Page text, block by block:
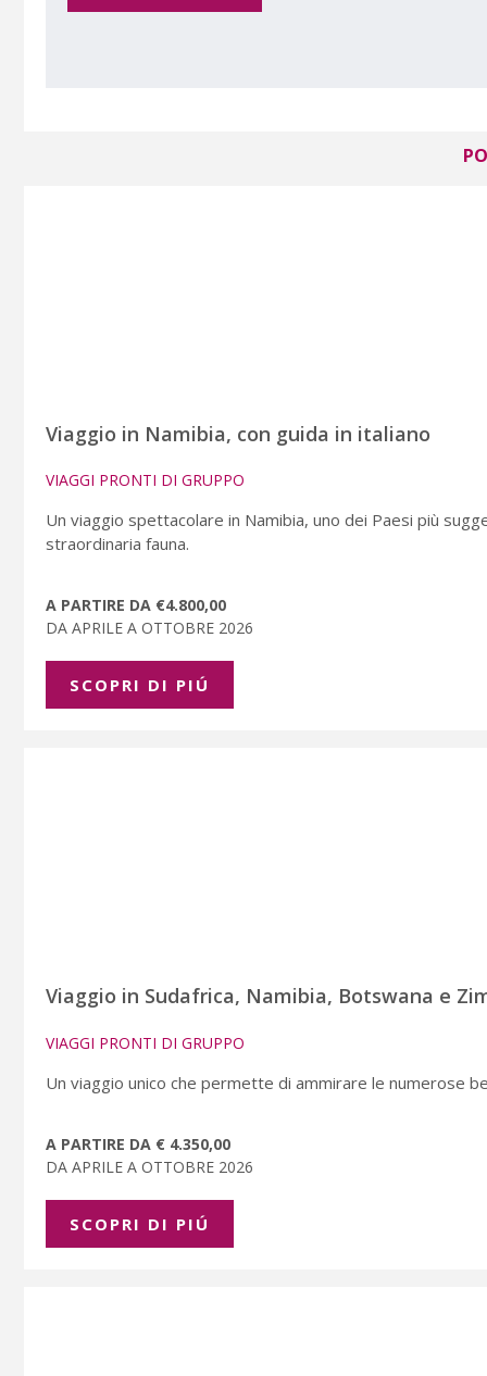
Viaggio in Namibia, con guida in italiano
VIAGGI PRONTI DI GRUPPO
Un viaggio spettacolare in Namibia, uno dei Paesi più
straordinaria fauna.
A PARTIRE DA €4.800,00
DA APRILE A OTTOBRE 2026
SCOPRI DI PIÚ
Viaggio in Sudafrica, Namibia, Botswana e
VIAGGI PRONTI DI GRUPPO
Un viaggio unico che permette di ammirare le numerose
A PARTIRE DA € 4.350,00
DA APRILE A OTTOBRE 2026
SCOPRI DI PIÚ